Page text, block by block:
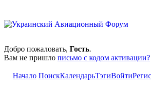
Добро пожаловать, Гость.
Вам не пришло письмо с кодом активации?
Начало ПоискКалендарьТэгиВойти